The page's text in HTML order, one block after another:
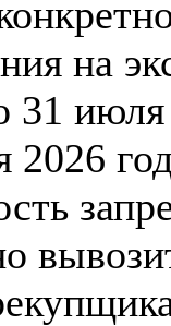
на
31
2026